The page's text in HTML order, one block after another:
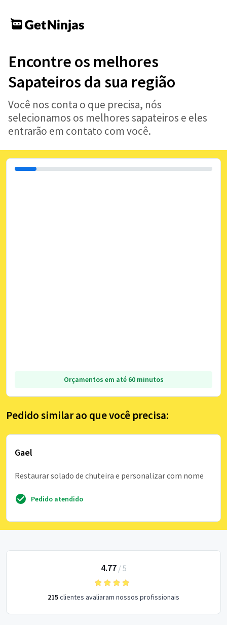
Encontre os melhores
Sapateiros da sua região
Você nos conta o que precisa, nós
selecionamos os melhores sapateiros e eles
entrarão em contato com você.
Orçamentos em até 60 minutos
Pedido similar ao que você precisa:
Gael
Restaurar solado de chuteira e personalizar com nome
Pedido atendido
4.77/ 5
215clientes avaliaram nossos profissionais